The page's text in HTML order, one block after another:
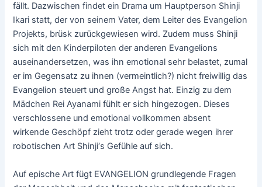
fällt. Dazwischen findet ein Drama um Hauptperson Shinji
Ikari statt, der von seinem Vater, dem Leiter des Evangelion
Projekts, brüsk zurückgewiesen wird. Zudem muss Shinji
sich mit den Kinderpiloten der anderen Evangelions
auseinandersetzen, was ihn emotional sehr belastet, zumal
er im Gegensatz zu ihnen (vermeintlich?) nicht freiwillig das
Evangelion steuert und große Angst hat. Einzig zu dem
Mädchen Rei Ayanami fühlt er sich hingezogen. Dieses
verschlossene und emotional vollkommen absent
wirkende Geschöpf zieht trotz oder gerade wegen ihrer
robotischen Art Shinji‘s Gefühle auf sich.
Auf epische Art fügt EVANGELION grundlegende Fragen